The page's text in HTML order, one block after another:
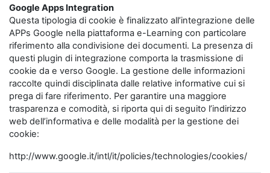
Google Apps Integration
Questa tipologia di cookie è finalizzato all’integrazione delle
APPs Google nella piattaforma e-Learning con particolare
riferimento alla condivisione dei documenti. La presenza di
questi plugin di integrazione comporta la trasmissione di
cookie da e verso Google. La gestione delle informazioni
raccolte quindi disciplinata dalle relative informative cui si
prega di fare riferimento. Per garantire una maggiore
trasparenza e comodità, si riporta qui di seguito l’indirizzo
web dell’informativa e delle modalità per la gestione dei
cookie:
http://www.google.it/intl/it/policies/technologies/cookies/